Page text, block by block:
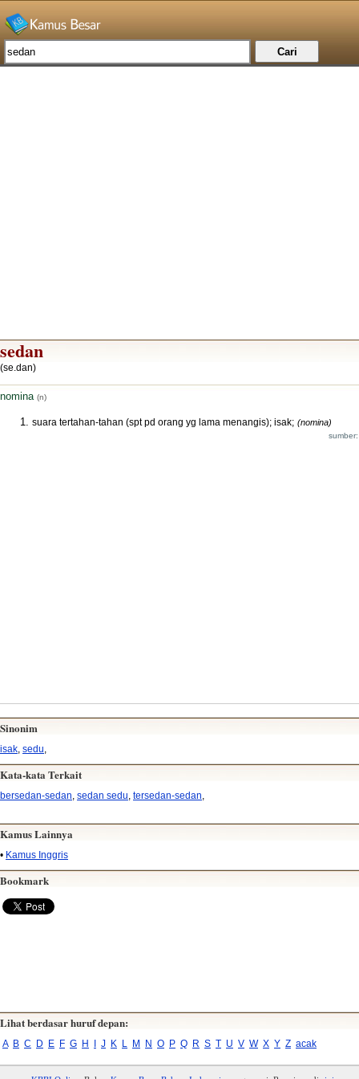
sedan
(se.dan)
nomina (n)
suara tertahan-tahan (spt pd orang yg lama menangis); isak; (nomina)
Sinonim
isak sedu
Kata-kata Terkait
bersedan-sedan, sedan sedu, tersedan-sedan,
Kamus Lainnya
• Kamus Inggris
Bookmark
Lihat berdasar huruf depan:
A B C D E F G H I J K L M N O P Q R S T U V W X Y Z acak